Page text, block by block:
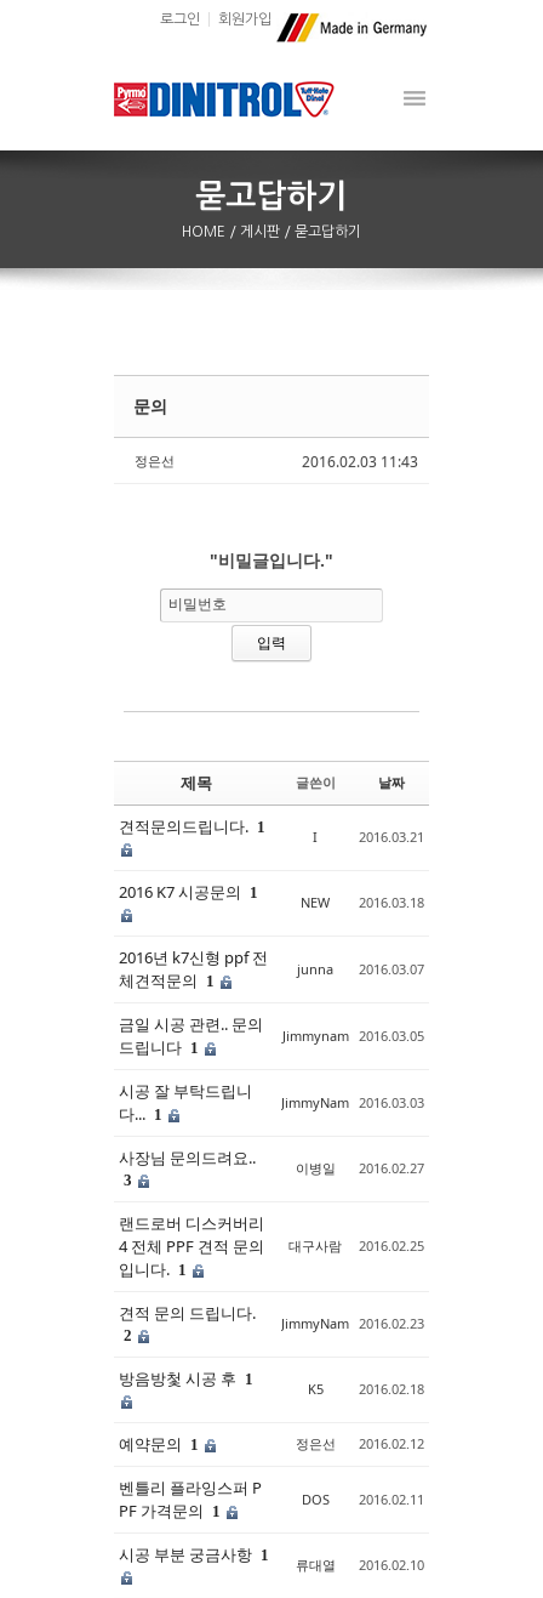
로그인 회원가입
HOME / 게시판 / 묻고답하기
2016.02.03 11:43
문의
정은선
"비밀글입니다."
비밀번호
제목 글쓴이 날짜
견적문의드립니다. 1
I 2016.03.21
2016 K7 시공문의 1
NEW 2016.03.18
2016년 k7신형 ppf 전
체견적문의
1
junna 2016.03.07
금일 시공 관련.. 문의
드립니다 1
Jimmynam 2016.03.05
시공 잘 부탁드립니
다... 1
JimmyNam 2016.03.03
사장님 문의드려요..
3
이병일 2016.02.27
랜드로버 디스커버리
4 전체 PPF 견적 문의
입니다. 1
대구사람 2016.02.25
견적 문의 드립니다.
2
JimmyNam 2016.02.23
방음방첯 시공 후 1
K5 2016.02.18
예약문의 1 정은선 2016.02.12
벤틀리 플라잉스퍼 P
PF 가격문의
1
DOS 2016.02.11
시공 부분 궁금사항 1
류대열 2016.02.10
Sketchbook5, 스케치북5
Sketchbook5, 스케치북5
Sketchbook5, 스케치북5
Sketchbook5, 스케치북5